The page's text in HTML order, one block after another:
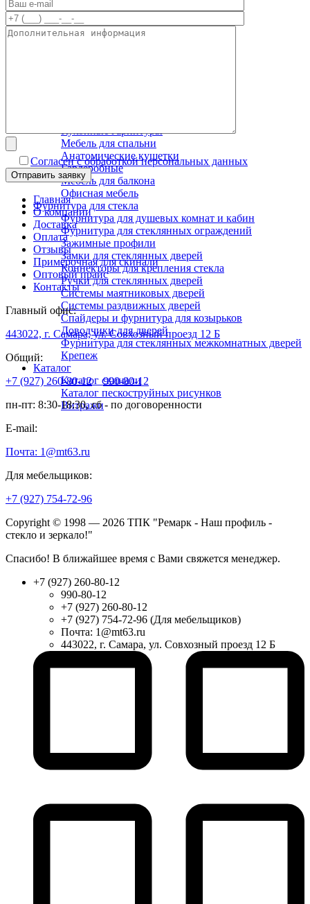
Стекло триплекс
Тонированное стекло
Кухонные гарнитуры
Мебель для спальни
Анатомические кушетки
Гардеробные
Мебель для балкона
Офисная мебель
Фурнитура для стекла
Фурнитура для душевых комнат и кабин
Фурнитура для стеклянных ограждений
Зажимные профили
Замки для стеклянных дверей
Коннекторы для крепления стекла
Ручки для стеклянных дверей
Системы маятниковых дверей
Системы раздвижных дверей
Спайдеры и фурнитура для козырьков
Доводчики для дверей
Фурнитура для стеклянных межкомнатных дверей
Крепеж
Каталог
Каталог скинали
Каталог пескоструйных рисунков
Витражи
Согласен с обработкой персональных данных
Главная
О компании
Доставка
Оплата
Отзывы
Примерочная для скинали
Оптовый прайс
Контакты
Главный офис:
443022, г. Самара, ул. Совхозный проезд 12 Б
Общий:
+7 (927) 260-80-12
990-80-12
пн-пт: 8:30-18:30, сб - по договоренности
E-mail:
Почта: 1@mt63.ru
Для мебельщиков:
+7 (927) 754-72-96
Copyright © 1998 — 2026 ТПК "Ремарк - Наш профиль -
стекло и зеркало!"
Спасибо! В ближайшее время с Вами свяжется менеджер.
+7 (927) 260-80-12
990-80-12
+7 (927) 260-80-12
+7 (927) 754-72-96 (Для мебельщиков)
Почта: 1@mt63.ru
443022, г. Самара, ул. Совхозный проезд 12 Б